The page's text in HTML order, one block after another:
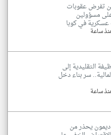
تفرض عقوبات
مسؤولين
عسكرية في كوبا
ساعة
التقليدية إلى
سر بناء دخل
ساعة
يحذر من